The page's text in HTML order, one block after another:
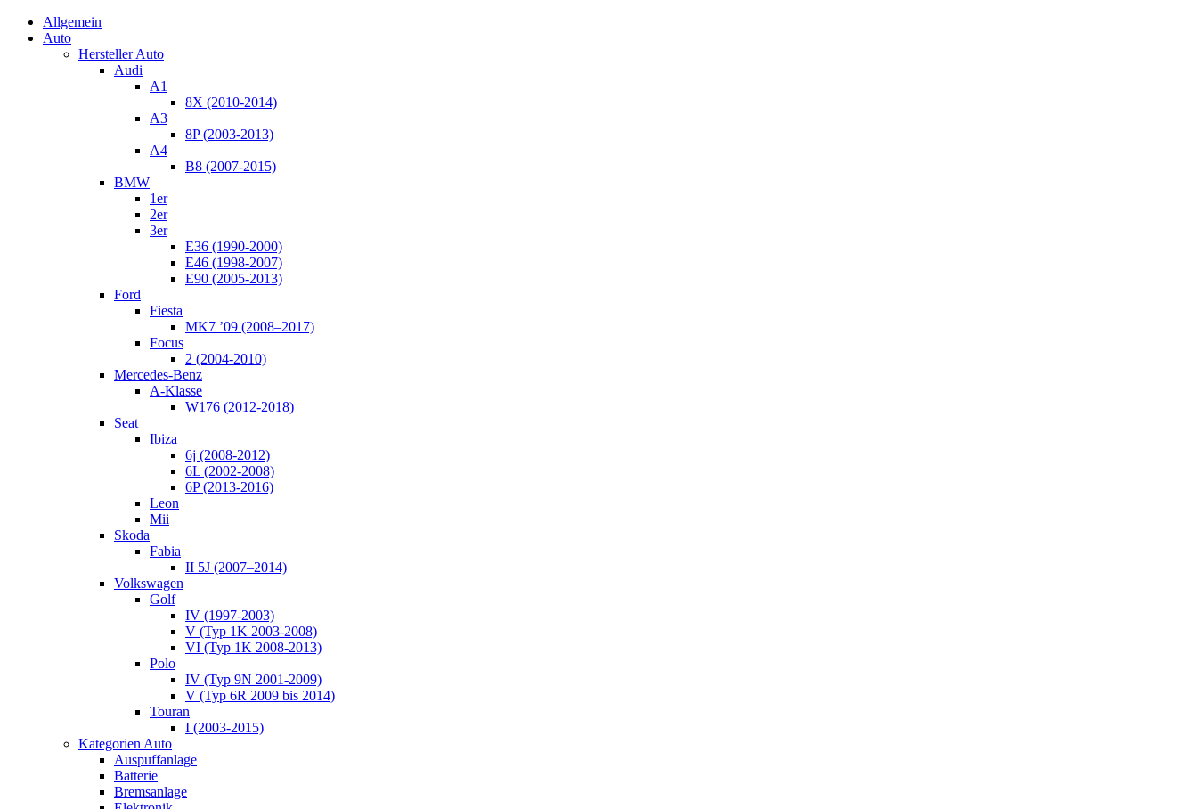
Allgemein
Auto
Hersteller Auto
Audi
A1
8X (2010-2014)
A3
8P (2003-2013)
A4
B8 (2007-2015)
BMW
1er
2er
3er
E36 (1990-2000)
E46 (1998-2007)
E90 (2005-2013)
Ford
Fiesta
MK7 ’09 (2008–2017)
Focus
2 (2004-2010)
Mercedes-Benz
A-Klasse
W176 (2012-2018)
Seat
Ibiza
6j (2008-2012)
6L (2002-2008)
6P (2013-2016)
Leon
Mii
Skoda
Fabia
II 5J (2007–2014)
Volkswagen
Golf
IV (1997-2003)
V (Typ 1K 2003-2008)
VI (Typ 1K 2008-2013)
Polo
IV (Typ 9N 2001-2009)
V (Typ 6R 2009 bis 2014)
Touran
I (2003-2015)
Kategorien Auto
Auspuffanlage
Batterie
Bremsanlage